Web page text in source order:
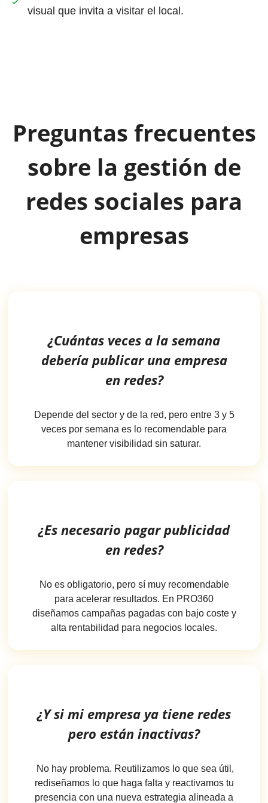
visual que invita a visitar el local.
Preguntas frecuentes
sobre la gestión de
redes sociales para
empresas
¿Cuántas veces a la semana
debería publicar una empresa
en redes?
Depende del sector y de la red, pero entre 3 y 5
veces por semana es lo recomendable para
mantener visibilidad sin saturar.
¿Es necesario pagar publicidad
en redes?
No es obligatorio, pero sí muy recomendable
para acelerar resultados. En PRO360
diseñamos campañas pagadas con bajo coste y
alta rentabilidad para negocios locales.
¿Y si mi empresa ya tiene redes
pero están inactivas?
No hay problema. Reutilizamos lo que sea útil,
rediseñamos lo que haga falta y reactivamos tu
presencia con una nueva estrategia alineada a